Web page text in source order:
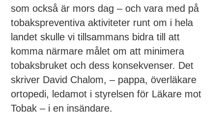
som också är mors dag – och vara med på
tobakspreventiva aktiviteter runt om i hela
landet skulle vi tillsammans bidra till att
komma närmare målet om att minimera
tobaksbruket och dess konsekvenser. Det
skriver David Chalom, – pappa, överläkare
ortopedi, ledamot i styrelsen för Läkare mot
Tobak – i en insändare.